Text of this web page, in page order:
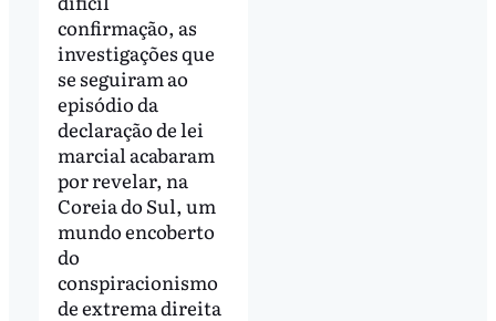
confirmação, as
investigações que
se seguiram ao
episódio da
declaração de lei
marcial acabaram
por revelar, na
Coreia do Sul, um
mundo encoberto
do
conspiracionismo
de extrema direita